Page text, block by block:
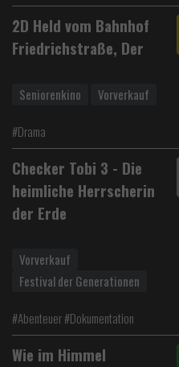
2D Held vom Bahnhof
Friedrichstraße, Der
Seniorenkino Vorverkauf
#Drama
Checker Tobi 3 - Die
heimliche Herrscherin
der Erde
Vorverkauf
Festival der Generationen
#Abenteuer #Dokumentation
Wie im Himmel